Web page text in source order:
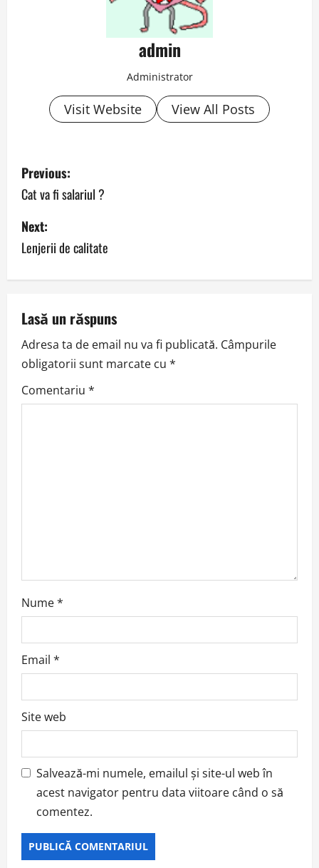
admin
Administrator
Visit Website View All Posts
P
o
s
t
n
a
v
i
g
Previous:
Cat va fi salariul ?
Next:
Lenjerii de calitate
Lasă un răspuns
Adresa ta de email nu va fi publicată. Câmpurile
obligatorii sunt marcate cu *
Comentariu *
Nume*
Email *
Site web
Salvează-mi numele, emailul și site-ul web în
acest navigator pentru data viitoare când o să
comentez.